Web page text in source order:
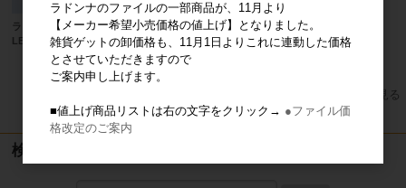
ラドンナ hieru スカーフ氷のう
LBL
メーカー希望小売価格
1,800円
ＮＴＩ） DF85-L-NV ネイビー
メーカー希望小売価格
すべてのおすすめ商品を見る
検索
ラドンナのファイルの一部商品が、11月より
【メーカー希望小売価格の値上げ】となりました。
雑貨ゲットの卸価格も、11月1日よりこれに連動した価格
とさせていただきますので
ご案内申し上げます。
■値上げ商品リストは右の文字をクリック→ ●ファイル価
格改定のご案内